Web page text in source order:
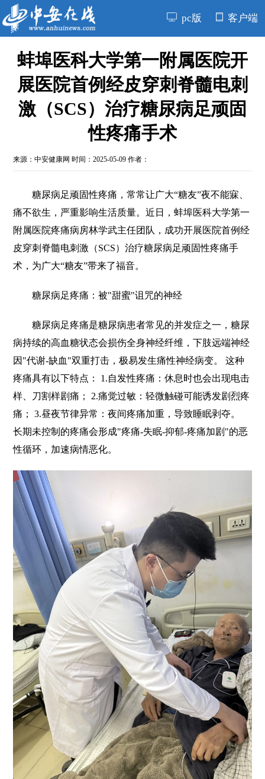
pc版 客户端
蚌埠医科大学第一附属医院开
展医院首例经皮穿刺脊髓电刺
激（SCS）治疗糖尿病足顽固
性疼痛手术
来源：中安健康网 时间：2025-05-09 作者：
糖尿病足顽固性疼痛，常常让广大“糖友”夜不能寐、
痛不欲生，严重影响生活质量。近日，蚌埠医科大学第一
附属医院疼痛病房林学武主任团队，成功开展医院首例经
皮穿刺脊髓电刺激（SCS）治疗糖尿病足顽固性疼痛手
术，为广大“糖友”带来了福音。
糖尿病足疼痛：被"甜蜜"诅咒的神经
糖尿病足疼痛是糖尿病患者常见的并发症之一，糖尿
病持续的高血糖状态会损伤全身神经纤维，下肢远端神经
因"代谢-缺血"双重打击，极易发生痛性神经病变。 这种
疼痛具有以下特点： 1.自发性疼痛：休息时也会出现电击
样、刀割样剧痛； 2.痛觉过敏：轻微触碰可能诱发剧烈疼
痛； 3.昼夜节律异常：夜间疼痛加重，导致睡眠剥夺。
长期未控制的疼痛会形成"疼痛-失眠-抑郁-疼痛加剧"的恶
性循环，加速病情恶化。